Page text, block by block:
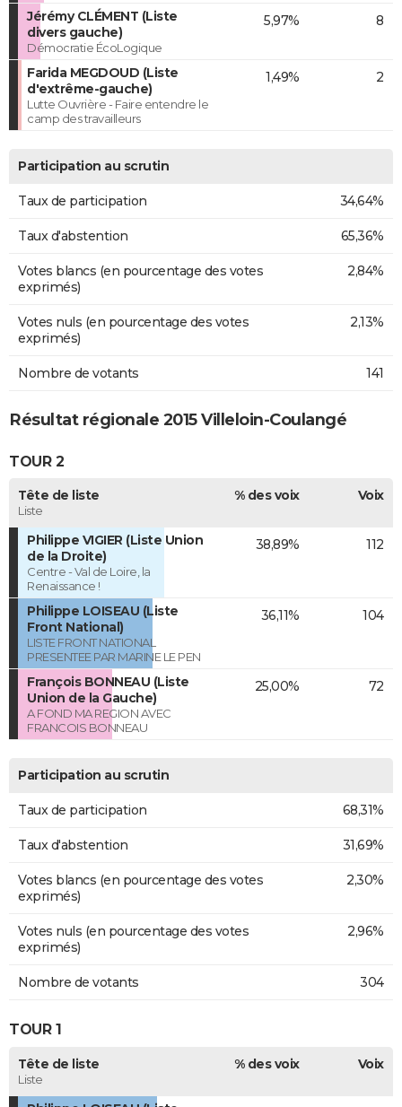
Jérémy CLÉMENT (Liste
divers gauche)
Démocratie ÉcoLogique
5,97% 8
Farida MEGDOUD (Liste
d'extrême-gauche)
Lutte Ouvrière - Faire entendre le
camp des travailleurs
1,49% 2
Participation au scrutin
Taux de participation 34,64%
Taux d'abstention 65,36%
Votes blancs (en pourcentage des votes
exprimés)
2,84%
Votes nuls (en pourcentage des votes
exprimés)
2,13%
Nombre de votants 141
Résultat régionale 2015 Villeloin-Coulangé
TOUR 2
Tête de liste
Liste
% des voix Voix
Philippe VIGIER (Liste Union
de la Droite)
Centre - Val de Loire, la
Renaissance !
38,89% 112
Philippe LOISEAU (Liste
Front National)
LISTE FRONT NATIONAL
PRESENTEE PAR MARINE LE PEN
36,11% 104
François BONNEAU (Liste
Union de la Gauche)
A FOND MA REGION AVEC
FRANCOIS BONNEAU
25,00% 72
Participation au scrutin
Taux de participation 68,31%
Taux d'abstention 31,69%
Votes blancs (en pourcentage des votes
exprimés)
2,30%
Votes nuls (en pourcentage des votes
exprimés)
2,96%
Nombre de votants 304
TOUR 1
Tête de liste
Liste
% des voix Voix